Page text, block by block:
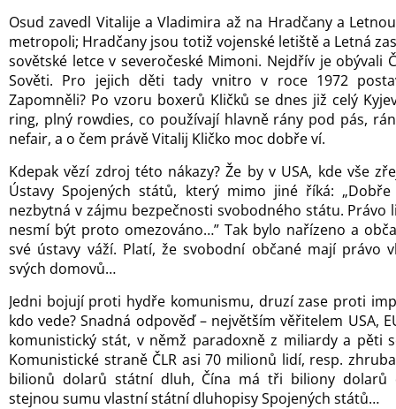
Osud zavedl Vitalije a Vladimira až na Hradčany a
metropoli; Hradčany jsou totiž vojenské letiště a Letná
sovětské letce v severočeské Mimoni. Nejdřív je obývali
Sověti. Pro jejich děti tady vnitro v roce 1972
Zapomněli? Po vzoru boxerů Kličků se dnes již celý
ring, plný rowdies, co používají hlavně rány pod pás,
nefair, a o čem právě Vitalij Kličko moc dobře ví.
Kdepak vězí zdroj této nákazy? Že by v USA, kde vše
Ústavy Spojených států, který mimo jiné říká:
nezbytná v zájmu bezpečnosti svobodného státu.
nesmí být proto omezováno…” Tak bylo nařízeno a
své ústavy váží. Platí, že svobodní občané mají právo
svých domovů…
Jedni bojují proti hydře komunismu, druzí zase proti
kdo vede? Snadná odpověď – největším věřitelem USA,
komunistický stát, v němž paradoxně z miliardy a pěti
Komunistické straně ČLR asi 70 milionů lidí, resp.
bilionů dolarů státní dluh, Čína má tři biliony dolarů
stejnou sumu vlastní státní dluhopisy Spojených států…